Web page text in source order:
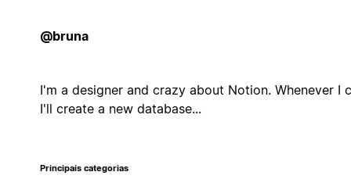
@bruna
I'm a designer and crazy about Notion. Whenever I
I'll create a new database...
Principais categorias